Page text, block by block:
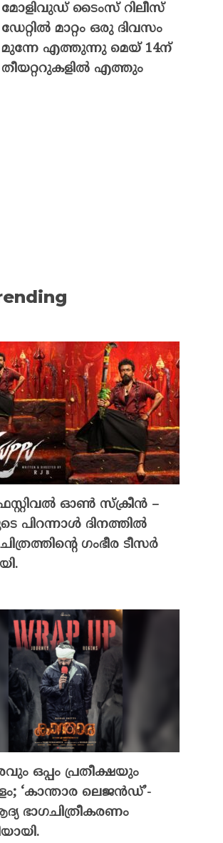
മോളിവുഡ് ടൈംസ് റിലീസ്
ഡേറ്റിൽ മാറ്റം ഒരു ദിവസം
മുന്നേ എത്തുന്നു മെയ് 14ന്
തീയറ്ററുകളിൽ എത്തും
ഓൺ സ്‌ക്രീൻ –
പിറന്നാൾ ദിനത്തിൽ
ഗംഭീര ടീസർ
ഒപ്പം പ്രതീക്ഷയും
‘കാന്താര ലെജൻഡ്’-
ഭാഗചിത്രീകരണം